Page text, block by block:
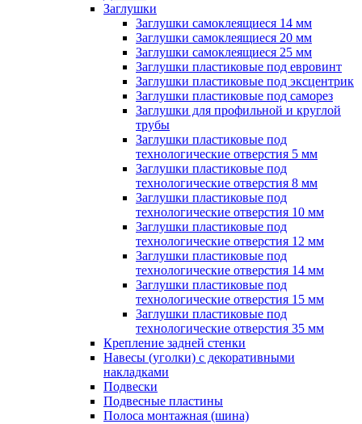
Заглушки
Заглушки самоклеящиеся 14 мм
Заглушки самоклеящиеся 20 мм
Заглушки самоклеящиеся 25 мм
Заглушки пластиковые под евровинт
Заглушки пластиковые под эксцентрик
Заглушки пластиковые под саморез
Заглушки для профильной и круглой
трубы
Заглушки пластиковые под
технологические отверстия 5 мм
Заглушки пластиковые под
технологические отверстия 8 мм
Заглушки пластиковые под
технологические отверстия 10 мм
Заглушки пластиковые под
технологические отверстия 12 мм
Заглушки пластиковые под
технологические отверстия 14 мм
Заглушки пластиковые под
технологические отверстия 15 мм
Заглушки пластиковые под
технологические отверстия 35 мм
Крепление задней стенки
Навесы (уголки) с декоративными
накладками
Подвески
Подвесные пластины
Полоса монтажная (шина)